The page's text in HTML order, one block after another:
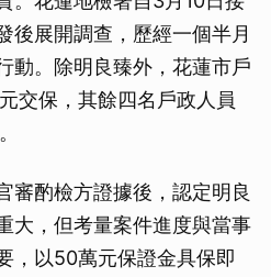
後展開調查，歷經一個半月
動。除明良臻外，花蓮市戶
交保，其餘四名戶政人員
審酌檢方證據後，認定明良
大，但考量案件進度與當事
，以50萬元保證金具保即